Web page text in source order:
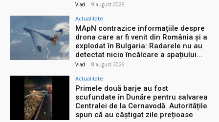
Vlad - 9 august 2026
Actualitate
MApN contrazice informațiile despre
drona care ar fi venit din România și a
explodat în Bulgaria: Radarele nu au
detectat nicio încălcare a spațiului...
Vlad - 8 august 2026
Actualitate
Primele două barje au fost
scufundate în Dunăre pentru salvarea
Centralei de la Cernavodă. Autoritățile
spun că au câștigat zile prețioase